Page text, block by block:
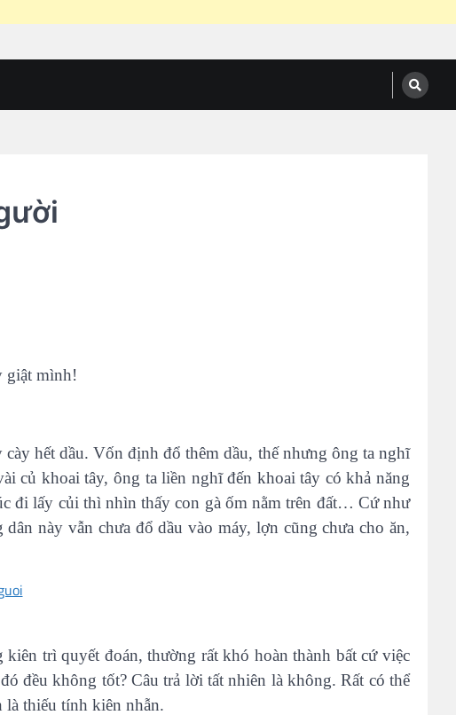
giật mình!
hết dầu. Vốn định đổ thêm dầu, thế nhưng ông ta nghĩ
củ khoai tây, ông ta liền nghĩ đến khoai tây có khả năng
đi lấy củi thì nhìn thấy con gà ốm nằm trên đất… Cứ như
này vẫn chưa đổ dầu vào máy, lợn cũng chưa cho ăn,
trì quyết đoán, thường rất khó hoàn thành bất cứ việc
đều không tốt? Câu trả lời tất nhiên là không. Rất có thể
là thiếu tính kiên nhẫn.